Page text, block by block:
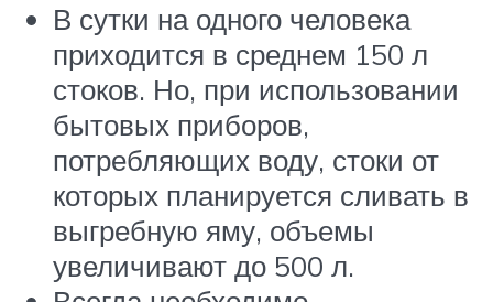
В сутки на одного человека
приходится в среднем 150 л
стоков. Но, при использовании
бытовых приборов,
потребляющих воду, стоки от
которых планируется сливать в
выгребную яму, объемы
увеличивают до 500 л.